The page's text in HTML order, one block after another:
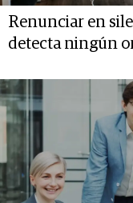
Renunciar en
detecta ningún